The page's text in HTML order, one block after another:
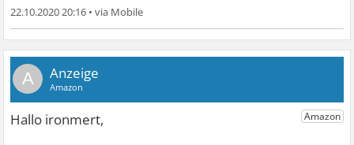
22.10.2020 20:16 •
A